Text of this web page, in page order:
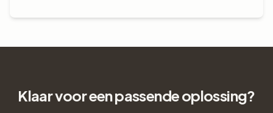
Klaar voor een passende oplossing?